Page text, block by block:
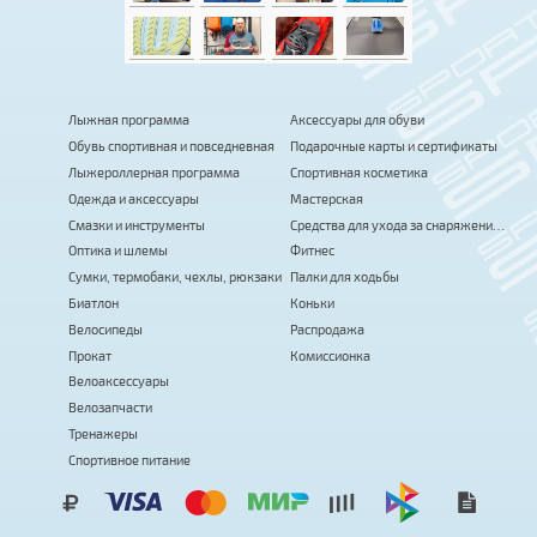
Лыжная программа
Обувь спортивная и повседневная
Лыжероллерная программа
Одежда и аксессуары
Смазки и инструменты
Оптика и шлемы
Сумки, термобаки, чехлы, рюкзаки
Биатлон
Велосипеды
Прокат
Велоаксессуары
Велозапчасти
Тренажеры
Спортивное питание
Аксессуары для обуви
Подарочные карты и сертификаты
Спортивная косметика
Мастерская
Средства для ухода за снаряжением
Фитнес
Палки для ходьбы
Коньки
Распродажа
Комиссионка